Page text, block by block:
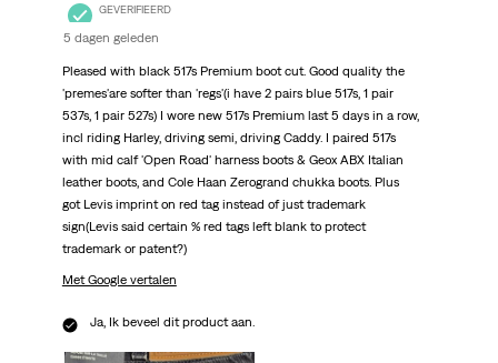
GEVERIFIEERD
5 dagen geleden
Pleased with black 517s Premium boot cut. Good quality the
'premes'are softer than 'regs'(i have 2 pairs blue 517s, 1 pair
537s, 1 pair 527s) I wore new 517s Premium last 5 days in a row,
incl riding Harley, driving semi, driving Caddy. I paired 517s
with mid calf 'Open Road' harness boots & Geox ABX Italian
leather boots, and Cole Haan Zerogrand chukka boots. Plus
got Levis imprint on red tag instead of just trademark
sign(Levis said certain % red tags left blank to protect
trademark or patent?)
Met Google vertalen
Ja, Ik beveel dit product aan.